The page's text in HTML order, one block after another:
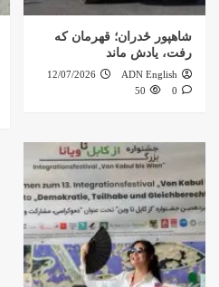
شاهپور ځدران؛ قهرمان که
رفت، یادش ماند
ADN English
12/07/2026
0
50